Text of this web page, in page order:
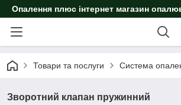
Опалення плюс інтернет магазин
Товари та послуги Система
Зворотний клапан пружинний